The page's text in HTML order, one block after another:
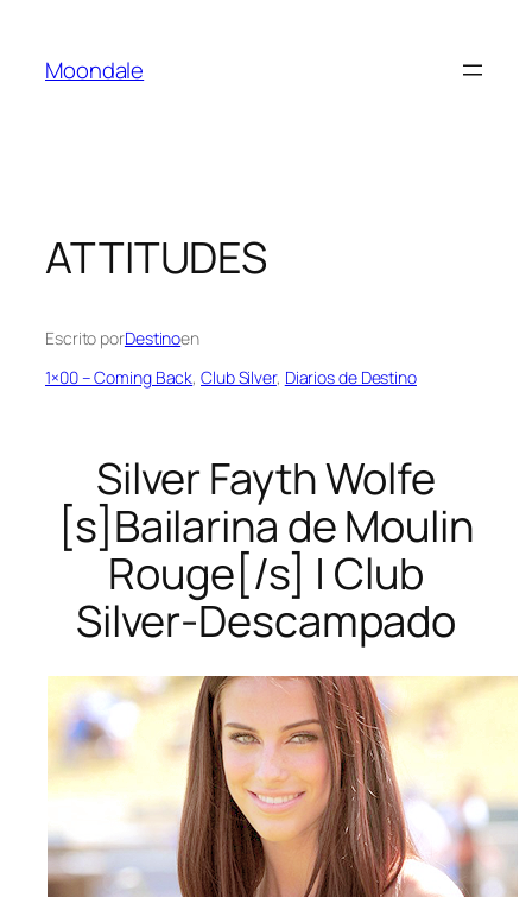
contenido
Moondale
ATTITUDES
Escrito porDestinoen
1×00 – Coming Back, Club Silver, Diarios de Destino
Silver Fayth Wolfe
[s]Bailarina de Moulin
Rouge[/s] | Club
Silver-Descampado